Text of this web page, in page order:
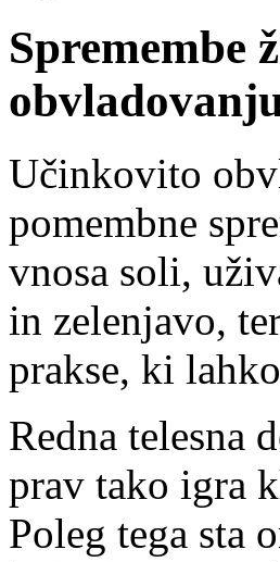
Spremembe
Učinkovito
pomembne
vnosa soli,
in zelenjavo,
prakse, ki
Redna telesna
prav tako igra
Poleg tega sta